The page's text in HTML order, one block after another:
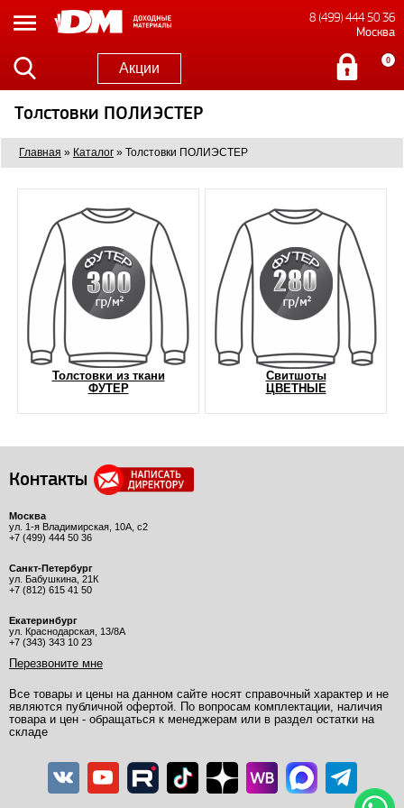
8 (499) 444 50 36
Москва
Акции 0
Толстовки ПОЛИЭСТЕР
Главная » Каталог » Толстовки ПОЛИЭСТЕР
Толстовки из ткани
ФУТЕР
Свитшоты
ЦВЕТНЫЕ
Контакты
Москва
ул. 1-я Владимирская, 10А, с2
+7 (499) 444 50 36
Санкт-Петербург
ул. Бабушкина, 21К
+7 (812) 615 41 50
Екатеринбург
ул. Краснодарская, 13/8А
+7 (343) 343 10 23
Перезвоните мне
Все товары и цены на данном сайте носят справочный характер и не
являются публичной офертой. По вопросам комплектации, наличия
товара и цен - обращаться к менеджерам или в раздел остатки на
складе